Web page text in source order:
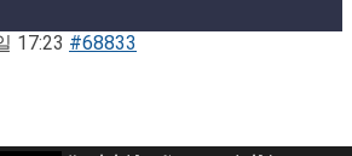
17:23 #68833